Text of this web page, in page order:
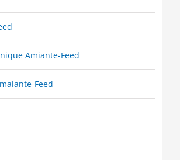
Amiante-Feed
Feed